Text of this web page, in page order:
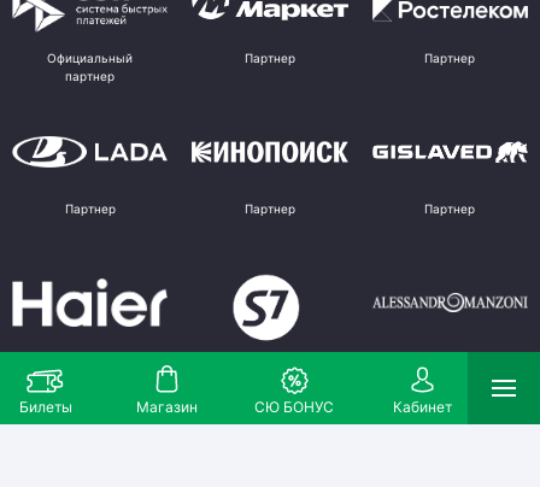
Билеты Магазин СЮ БОНУС Кабинет
Официальный
партнер
Партнер Партнер
Партнер Партнер Партнер